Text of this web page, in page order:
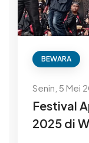
BEWARA
Senin, 5 Mei
Festival
2025 di